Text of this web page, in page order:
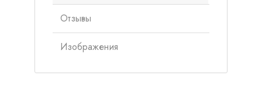
Отзывы
Изображения